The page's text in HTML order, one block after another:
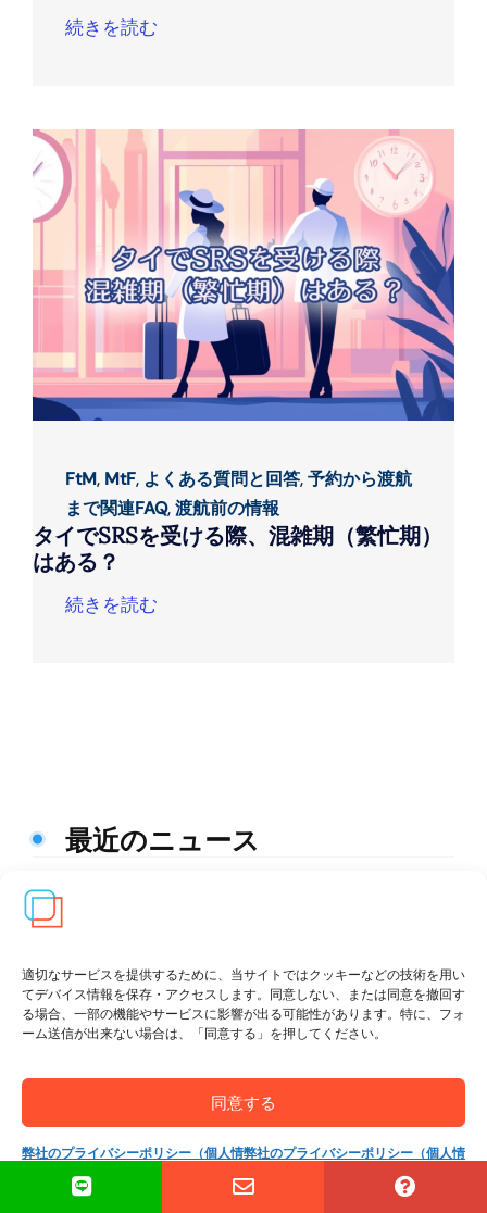
適切なサービスを提供するために、当サイトではクッキーなどの技術を用い
てデバイス情報を保存・アクセスします。同意しない、または同意を撤回す
る場合、一部の機能やサービスに影響が出る可能性があります。特に、フォ
ーム送信が出来ない場合は、「同意する」を押してください。
同意する
弊社のプライバシーポリシー（個人情
報保護方針）
弊社のプライバシーポリシー（個人情
報保護方針）
続きを読む
FtM, MtF, よくある質問と回答,予約から渡航
まで関連FAQ,渡航前の情報
タイでSRSを受ける際、混雑期（繁忙期）
はある？
続きを読む
最近のニュース
お知らせ ルックスクリニック情報
全般・お
知らせ